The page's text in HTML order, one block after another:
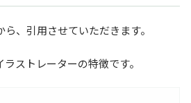
、引用させていただきます。
ストレーターの特徴です。